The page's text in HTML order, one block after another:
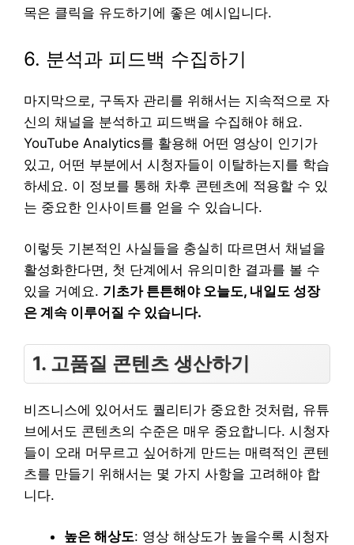
목은 클릭을 유도하기에 좋은 예시입니다.
6. 분석과 피드백 수집하기
마지막으로, 구독자 관리를 위해서는 지속적으로 자
신의 채널을 분석하고 피드백을 수집해야 해요.
YouTube Analytics를 활용해 어떤 영상이 인기가
있고, 어떤 부분에서 시청자들이 이탈하는지를 학습
하세요. 이 정보를 통해 차후 콘텐츠에 적용할 수 있
는 중요한 인사이트를 얻을 수 있습니다.
이렇듯 기본적인 사실들을 충실히 따르면서 채널을
활성화한다면, 첫 단계에서 유의미한 결과를 볼 수
있을 거예요. 기초가 튼튼해야 오늘도, 내일도 성장
은 계속 이루어질 수 있습니다.
1. 고품질 콘텐츠 생산하기
비즈니스에 있어서도 퀄리티가 중요한 것처럼, 유튜
브에서도 콘텐츠의 수준은 매우 중요합니다. 시청자
들이 오래 머무르고 싶어하게 만드는 매력적인 콘텐
츠를 만들기 위해서는 몇 가지 사항을 고려해야 합
니다.
높은 해상도: 영상 해상도가 높을수록 시청자